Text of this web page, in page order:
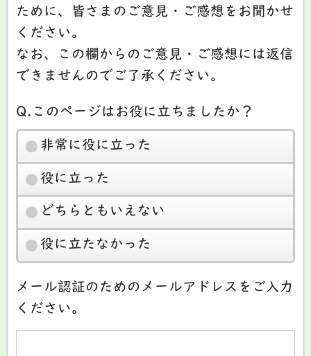
ために、皆さまのご意見・ご感想をお聞かせ
ください。
なお、この欄からのご意見・ご感想には返信
できませんのでご了承ください。
Q.このページはお役に立ちましたか？
非常に役に立った
役に立った
どちらともいえない
役に立たなかった
メール認証のためのメールアドレスをご入力
ください。